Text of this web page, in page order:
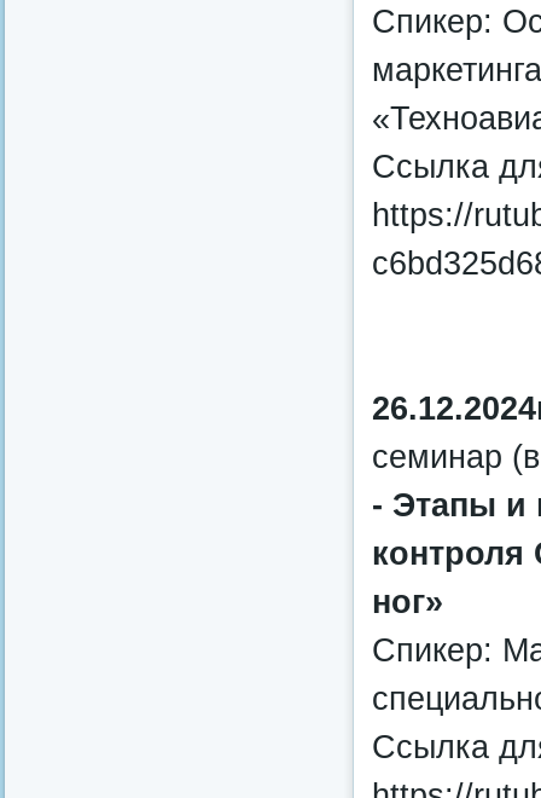
Спикер:
Ссылка
https://
семинар
- Этапы и
контроля
ног»
Спикер:
Ссылка